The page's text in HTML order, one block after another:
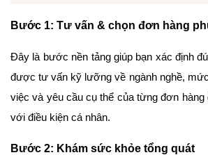
Bước 1: Tư vấn & chọn đơn hàng
Đây là bước nền tảng giúp bạn xác định
được tư vấn kỹ lưỡng về ngành nghề,
việc và yêu cầu cụ thể của từng đơn
với điều kiện cá nhân.
Bước 2: Khám sức khỏe tổng quát